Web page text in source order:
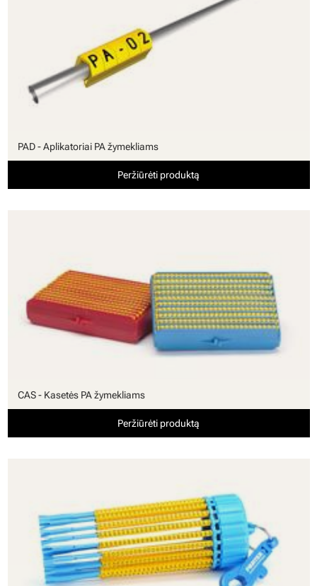
PAD - Aplikatoriai PA žymekliams
Peržiūrėti produktą
CAS - Kasetės PA žymekliams
Peržiūrėti produktą